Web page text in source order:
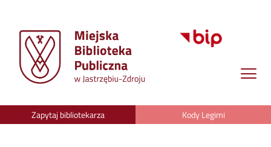
Zapytaj bibliotekarza Kody Legimi